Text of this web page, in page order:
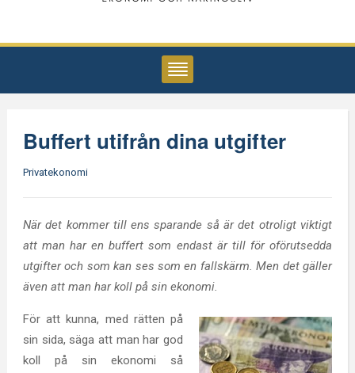
Buffert utifrån dina utgifter
Privatekonomi
När det kommer till ens sparande så är det otroligt viktigt
att man har en buffert som endast är till för oförutsedda
utgifter och som kan ses som en fallskärm. Men det gäller
även att man har koll på sin ekonomi.
För att kunna, med rätten på
sin sida, säga att man har god
koll på sin ekonomi så